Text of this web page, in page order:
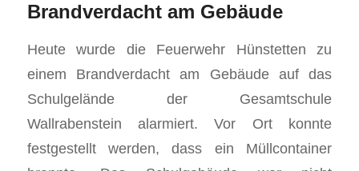
Brandverdacht am Gebäude
Heute wurde die Feuerwehr Hünstetten zu
einem Brandverdacht am Gebäude auf das
Schulgelände der Gesamtschule
Wallrabenstein alarmiert. Vor Ort konnte
festgestellt werden, dass ein Müllcontainer